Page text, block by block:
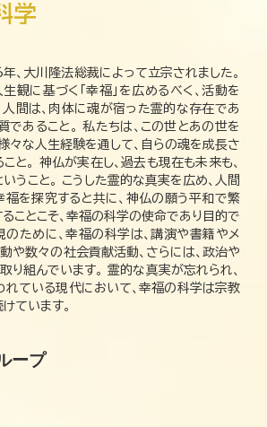
、大川隆法総裁によって立宗されました。
観に基づく「幸福」を広めるべく、活動を
人間は、肉体に魂が宿った霊的な存在であ
であること。 私たちは、この世とあの世を
々な人生経験を通して、自らの魂を成長さ
と。 神仏が実在し、過去も現在も未来も、
うこと。 こうした霊的な真実を広め、人間
福を探究すると共に、神仏の願う平和で繁
ことこそ、幸福の科学の使命であり目的で
のために、幸福の科学は、講演や書籍やメ
や数々の社会貢献活動、さらには、政治や
り組んでいます。 霊的な真実が忘れられ、
ている現代において、幸福の科学は宗教
ています。
ープ